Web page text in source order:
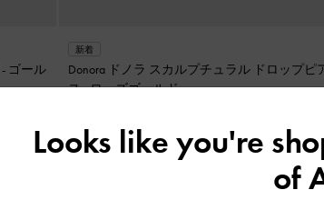
- ゴール
新着
Donora ドノラ スカルプチュラル ドロップピア
ス-ローズゴールド
Looks like you're
of